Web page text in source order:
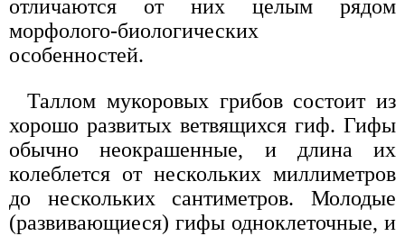
отличаются от них целым рядом
морфолого-биологических
особенностей.
Таллом мукоровых грибов состоит из
хорошо развитых ветвящихся гиф. Гифы
обычно неокрашенные, и длина их
колеблется от нескольких миллиметров
до нескольких сантиметров. Молодые
(развивающиеся) гифы одноклеточные, и